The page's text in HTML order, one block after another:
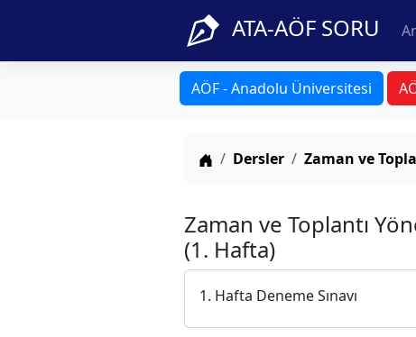
ATA-AÖF SORU
AÖF - Anadolu Üniversitesi
Anasayfa
Dersler Zaman ve
Zaman ve Toplantı
(1. Hafta)
1. Hafta Deneme Sınavı